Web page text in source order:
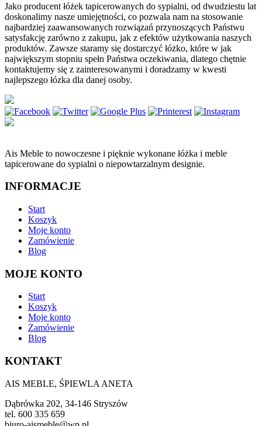
Jako producent łóżek tapicerowanych do sypialni, od dwudziestu lat
doskonalimy nasze umiejętności, co pozwala nam na stosowanie
najbardziej zaawansowanych rozwiązań przynoszących Państwu
satysfakcję zarówno z zakupu, jak z efektów użytkowania naszych
produktów. Zawsze staramy się dostarczyć łóżko, które w jak
największym stopniu spełn Państwa oczekiwania, dlatego chętnie
kontaktujemy się z zainteresowanymi i doradzamy w kwesti
najlepszego łózka dla danej osoby.
Ais Meble to nowoczesne i pięknie wykonane łóżka i meble
tapicerowane do sypialni o niepowtarzalnym designie.
INFORMACJE
Start
Koszyk
Moje konto
Zamówienie
Blog
MOJE KONTO
Start
Koszyk
Moje konto
Zamówienie
Blog
KONTAKT
AIS MEBLE, ŚPIEWLA ANETA
Dąbrówka 202, 34-146 Stryszów
tel. 600 335 659